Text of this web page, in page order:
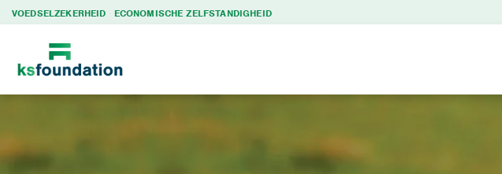
VOEDSELZEKERHEID ECONOMISCHE ZELFSTANDIGHEID